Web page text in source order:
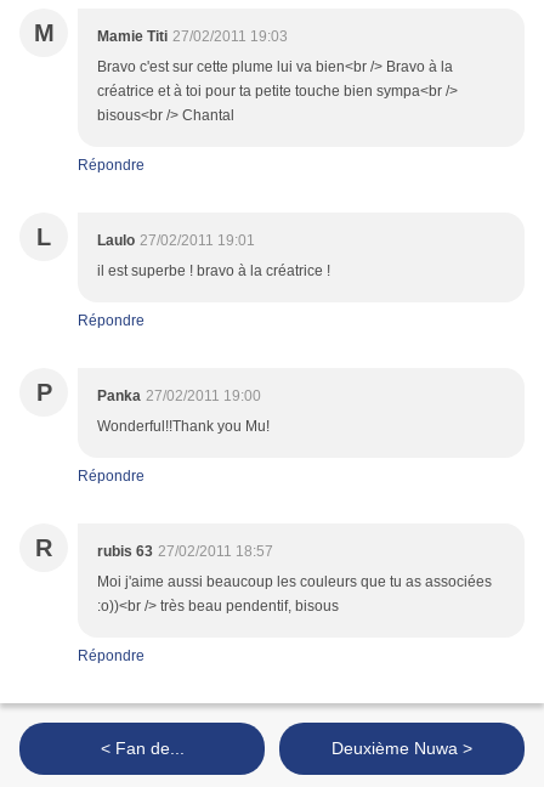
M Mamie Titi 27/02/2011 19:03
Bravo c'est sur cette plume lui va bien<br /> Bravo à la
créatrice et à toi pour ta petite touche bien sympa<br />
bisous<br /> Chantal
Répondre
L Laulo 27/02/2011 19:01
il est superbe ! bravo à la créatrice !
Répondre
P Panka 27/02/2011 19:00
Wonderful!!Thank you Mu!
Répondre
R rubis 63 27/02/2011 18:57
Moi j'aime aussi beaucoup les couleurs que tu as associées
:o))<br /> très beau pendentif, bisous
Répondre
< Fan de... Deuxième Nuwa >